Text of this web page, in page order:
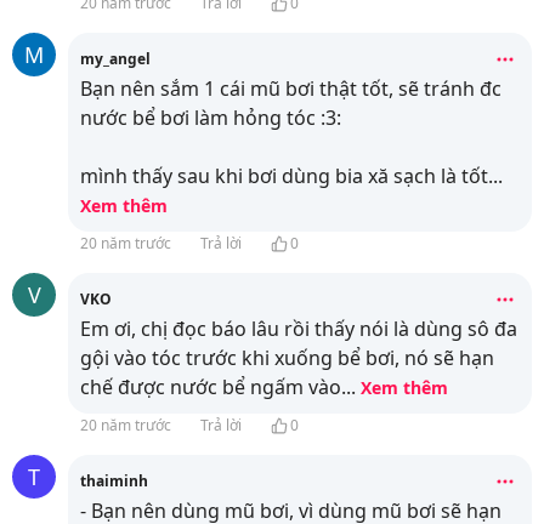
M my_angel
Bạn nên sắm 1 cái mũ bơi thật tốt, sẽ tránh đc
nước bể bơi làm hỏng tóc :3:
mình thấy sau khi bơi dùng bia xă sạch là tốt...
Xem thêm
20 năm trước Trả lời 0
V VKO
Em ơi, chị đọc báo lâu rồi thấy nói là dùng sô đa
gội vào tóc trước khi xuống bể bơi, nó sẽ hạn
chế được nước bể ngấm vào... Xem thêm
20 năm trước Trả lời 0
T thaiminh
- Bạn nên dùng mũ bơi, vì dùng mũ bơi sẽ hạn